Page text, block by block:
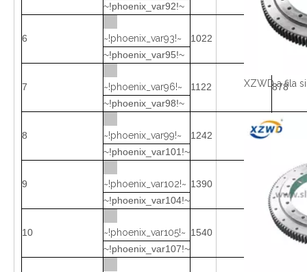
~!phoenix_var92!~
6 ~!phoenix_var93!~ 1022
778
~!phoenix_var95!~
7 ~!phoenix_var96!~ 1122
878
~!phoenix_var98!~
8 ~!phoenix_var99!~ 1242
998
~!phoenix_var101!~
9 ~!phoenix_var102!~ 1390
1110
~!phoenix_var104!~
10 ~!phoenix_var105!~ 1540
1260
~!phoenix_var107!~